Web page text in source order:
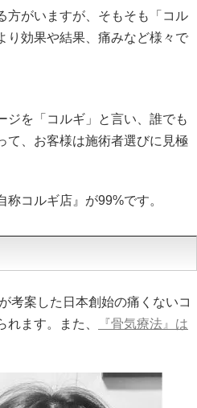
方がいますが、そもそも「コル
り効果や結果、痛みなど様々で
ジを「コルギ」と言い、誰でも
て、お客様は施術者選びに見極
コルギ店』が99%です。
考案した日本創始の痛くないコ
れます。また、
『骨気療法』は